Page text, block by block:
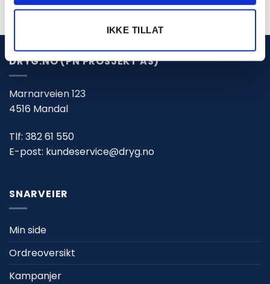
IKKE TILLAT
DRYG.NO (PN PROSJEKT AS)
Marnarveien 123
4516 Mandal
Tlf: 382 61 550
E-post: kundeservice@dryg.no
SNARVEIER
Min side
Ordreoversikt
Kampanjer